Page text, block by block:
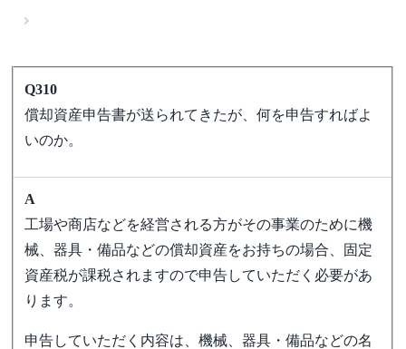
Q310
償却資産申告書が送られてきたが、何を申告すればよ
いのか。
A
工場や商店などを経営される方がその事業のために機
械、器具・備品などの償却資産をお持ちの場合、固定
資産税が課税されますので申告していただく必要があ
ります。
申告していただく内容は、機械、器具・備品などの名